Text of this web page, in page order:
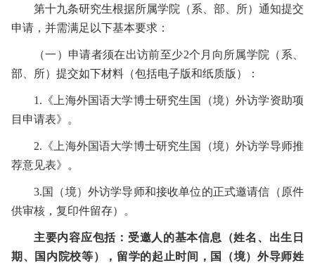
第十九条研究生根据所属学院（系、部、所）通知提交
申请，并需满足以下基本要求：
（一） 申请者须在出访前至少2个月向所属学院（系、
部、所）提交如下材料（包括电子版和纸质版）：
1. 《上海外国语大学博士研究生国（境）外访学资助项
目申请表》。
2. 《上海外国语大学博士研究生国（境）外访学导师推
荐意见表》。
3.国（境）外访学导师和接收单位的正式邀请信（原件
供审核，复印件留存）。
主要内容应包括：受邀人的基本信息（姓名、出生日
期、国内院校等），留学的起止时间，国（境）外导师姓